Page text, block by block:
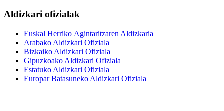
Aldizkari ofizialak
Euskal Herriko Agintaritzaren Aldizkaria
Arabako Aldizkari Ofiziala
Bizkaiko Aldizkari Ofiziala
Gipuzkoako Aldizkari Ofiziala
Estatuko Aldizkari Ofiziala
Europar Batasuneko Aldizkari Ofiziala